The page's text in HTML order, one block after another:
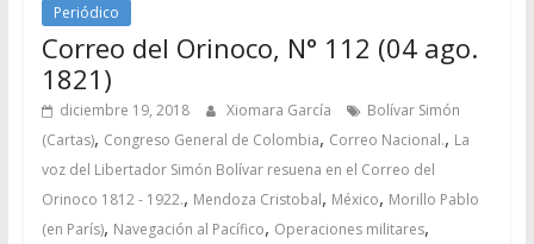
Periódico
Correo del Orinoco, N° 112 (04 ago.
1821)
diciembre 19, 2018 Xiomara García
Bolívar Simón
(Cartas), Congreso General de Colombia, Correo Nacional., La
voz del Libertador Simón Bolívar resuena en el Correo del
Orinoco 1812 - 1922., Mendoza Cristobal, México, Morillo Pablo
(en París), Navegación al Pacífico, Operaciones militares,